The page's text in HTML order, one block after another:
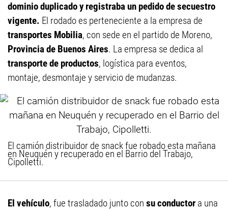
dominio duplicado y registraba un pedido de secuestro
vigente. El rodado es perteneciente a la empresa de
transportes Mobilia, con sede en el partido de Moreno,
Provincia de Buenos Aires. La empresa se dedica al
transporte de productos, logística para eventos,
montaje, desmontaje y servicio de mudanzas.
El camión distribuidor de snack fue robado esta mañana
en Neuquén y recuperado en el Barrio del Trabajo,
Cipolletti.
El vehículo, fue trasladado junto con su conductor a una